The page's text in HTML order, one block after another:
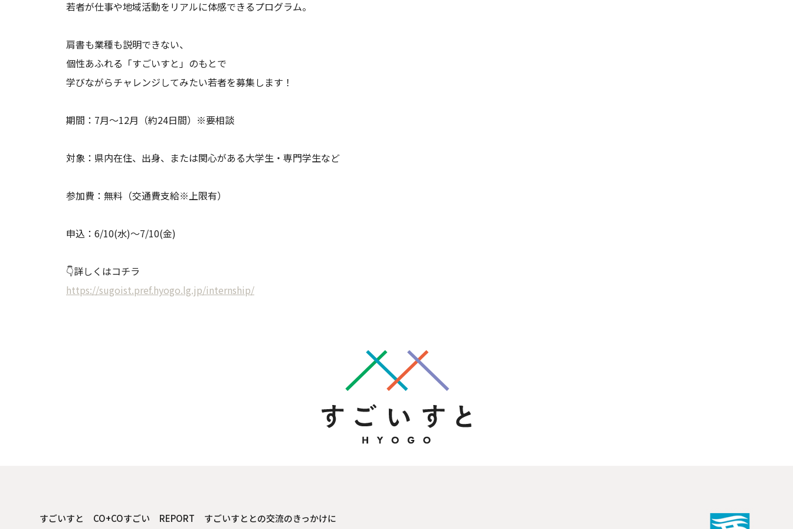
若者が仕事や地域活動をリアルに体感できるプログラム。
肩書も業種も説明できない、
個性あふれる「すごいすと」のもとで
学びながらチャレンジしてみたい若者を募集します！
期間：7月～12月（約24日間）※要相談
対象：県内在住、出身、または関心がある大学生・専門学生など
参加費：無料（交通費支給※上限有）
申込：6/10(水)～7/10(金)
👇詳しくはコチラ
https://sugoist.pref.hyogo.lg.jp/internship/
すごいすと CO+COすごい REPORT すごいすととの交流のきっかけに